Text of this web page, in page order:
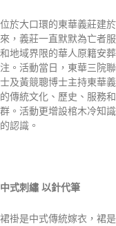
位於大口環的東華義莊建
來，義莊一直默默為亡者
和地域界限的華人原籍安
注。活動當日，東華三院
士及黃競聰博士主持東華
的傳統文化、歷史、服務
群。活動更增設棺木冷知
的認識。
中式刺繡 以針代筆
裙褂是中式傳統嫁衣，裙